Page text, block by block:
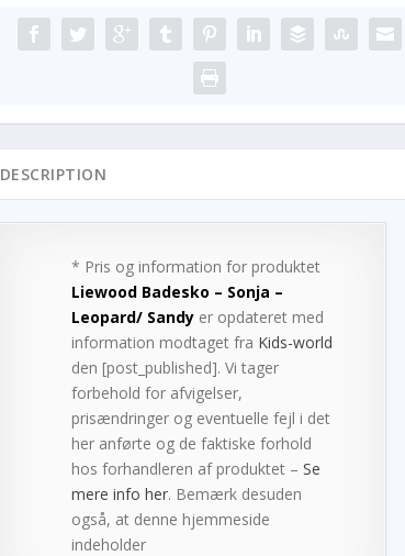
DESCRIPTION
* Pris og information for produktet
Liewood Badesko – Sonja –
Leopard/ Sandyer opdateret med
information modtaget fra Kids-world
den [post_published]. Vi tager
forbehold for afvigelser,
prisændringer og eventuelle fejl i det
her anførte og de faktiske forhold
hos forhandleren af produktet – Se
mere info her. Bemærk desuden
også, at denne hjemmeside
indeholder